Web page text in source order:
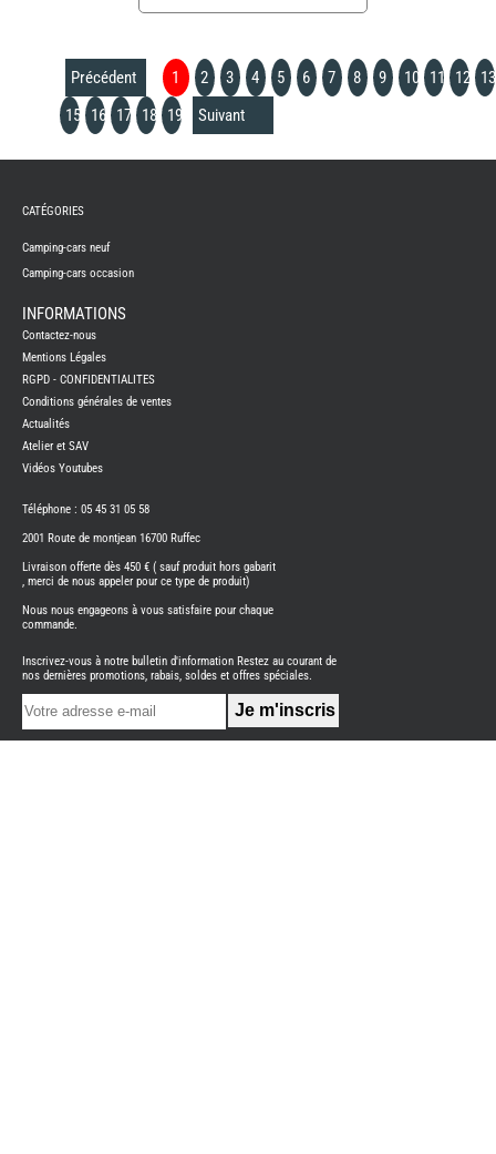
Précédent 1 2 3 4 5 6 7 8 9 10 11 12
13
15
16 17 18 19 Suivant
CAMPING-
NEUFS
CAMPING-
CAMPING-
BENIMAR
CAMPING-
CARADO
CAMPING-
ITINEO
CAMPING-
OCCASION
CARADO
NEUFS
FOURGON
BENIMAR
FOURGON
CATÉGORIES
Camping-cars neuf
Camping-cars occasion
INFORMATIONS
Contactez-nous
Mentions Légales
RGPD - CONFIDENTIALITES
Conditions générales de ventes
Actualités
Atelier et SAV
Vidéos Youtubes
Téléphone : 05 45 31 05 58
2001 Route de montjean 16700 Ruffec
Livraison offerte dès 450 € ( sauf produit hors gabarit
, merci de nous appeler pour ce type de produit)
Nous nous engageons à vous satisfaire pour chaque
commande.
Inscrivez-vous à notre bulletin d'information Restez au courant de
nos dernières promotions, rabais, soldes et offres spéciales.